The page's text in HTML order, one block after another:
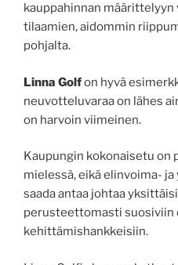
kauppahinnan määrittelyyn
tilaamien, aidommin
pohjalta.
Linna Golfon hyvä
neuvotteluvaraa on lähes
on harvoin viimeinen.
Kaupungin kokonaisetu on
mielessä, eikä elinvoima-
saada antaa johtaa
perusteettomasti suosiviin
kehittämishankkeisiin.